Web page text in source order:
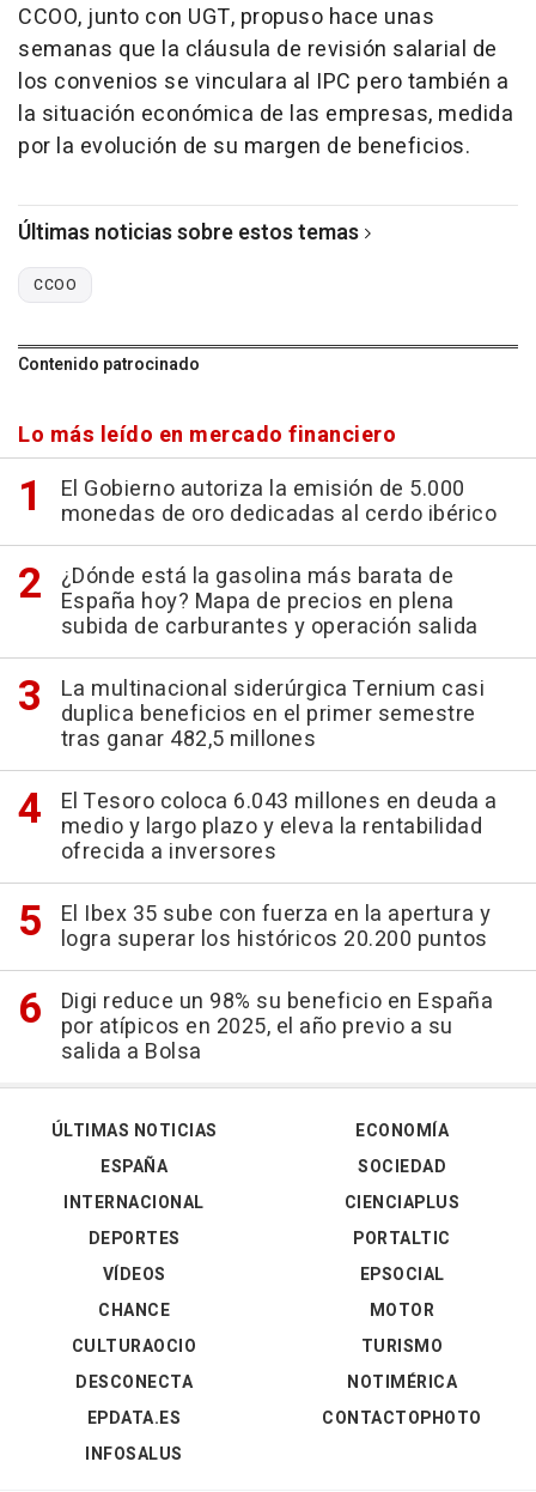
CCOO, junto con UGT, propuso hace unas
semanas que la cláusula de revisión salarial de
los convenios se vinculara al IPC pero también a
la situación económica de las empresas, medida
por la evolución de su margen de beneficios.
Últimas noticias sobre estos temas
CCOO
Contenido patrocinado
Lo más leído en mercado financiero
El Gobierno autoriza la emisión de 5.000
monedas de oro dedicadas al cerdo ibérico
¿Dónde está la gasolina más barata de
España hoy? Mapa de precios en plena
subida de carburantes y operación salida
La multinacional siderúrgica Ternium casi
duplica beneficios en el primer semestre
tras ganar 482,5 millones
El Tesoro coloca 6.043 millones en deuda a
medio y largo plazo y eleva la rentabilidad
ofrecida a inversores
El Ibex 35 sube con fuerza en la apertura y
logra superar los históricos 20.200 puntos
Digi reduce un 98% su beneficio en España
por atípicos en 2025, el año previo a su
salida a Bolsa
ÚLTIMAS NOTICIAS
ESPAÑA
INTERNACIONAL
DEPORTES
VÍDEOS
ECONOMÍA
SOCIEDAD
CIENCIAPLUS
PORTALTIC
EPSOCIAL
CHANCE
CULTURAOCIO
DESCONECTA
EPDATA.ES
INFOSALUS
MOTOR
TURISMO
NOTIMÉRICA
CONTACTOPHOTO